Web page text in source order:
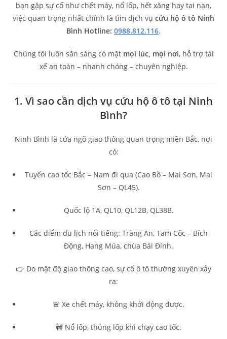
bạn gặp sự cố như chết máy, nổ lốp, hết xăng hay tai nạn,
việc quan trọng nhất chính là tìm dịch vụ cứu hộ ô tô Ninh
Bình Hotline: 0988.812.116.
Chúng tôi luôn sẵn sàng có mặt mọi lúc, mọi nơi, hỗ trợ tài
xế an toàn – nhanh chóng – chuyên nghiệp.
1. Vì sao cần dịch vụ cứu hộ ô tô tại Ninh
Bình?
Ninh Bình là cửa ngõ giao thông quan trọng miền Bắc, nơi
có:
Tuyến cao tốc Bắc – Nam đi qua (Cao Bồ – Mai Sơn, Mai
Sơn – QL45).
Quốc lộ 1A, QL10, QL12B, QL38B.
Các điểm du lịch nổi tiếng: Tràng An, Tam Cốc – Bích
Động, Hang Múa, chùa Bái Đính.
👉 Do mật độ giao thông cao, sự cố ô tô thường xuyên xảy
ra:
🚨 Xe chết máy, không khởi động được.
🚧 Nổ lốp, thủng lốp khi chạy cao tốc.